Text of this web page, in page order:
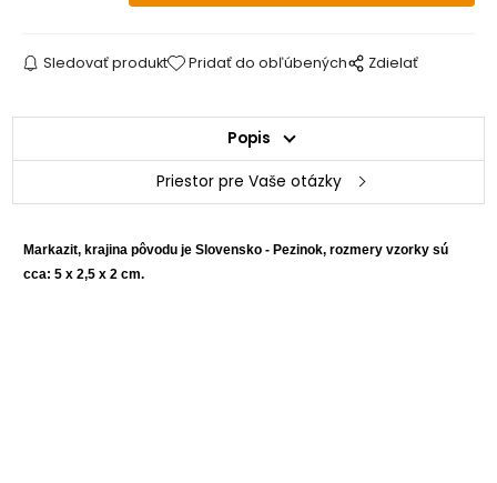
Sledovať produkt Pridať do obľúbených Zdielať
Popis
Priestor pre Vaše otázky
Markazit, krajina pôvodu je Slovensko - Pezinok, rozmery vzorky sú
cca: 5 x 2,5 x 2 cm.